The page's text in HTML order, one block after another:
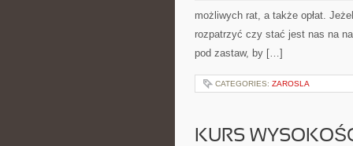
możliwych rat, a także opłat.
rozpatrzyć czy stać jest nas na
pod zastaw, by […]
CATEGORIES: ZAROSLA
KURS